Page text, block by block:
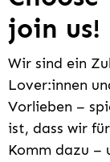
join us!
Wir sind ein
Lover:innen
Vorlieben –
ist, dass wir
Komm dazu –